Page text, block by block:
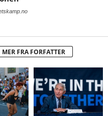
MER FRA FORFATTER